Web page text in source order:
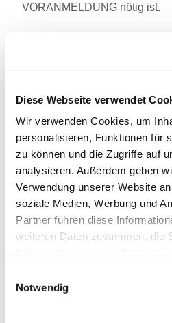
Diese Webseite verwendet
Wir verwenden Cookies, um
personalisieren, Funktionen für
zu können und die Zugriffe auf
analysieren. Außerdem geben
Verwendung unserer Website
soziale Medien, Werbung und
Partner führen diese
weiteren Daten zusammen, die
Notwendig
VORANMELDUNG nötig ist.